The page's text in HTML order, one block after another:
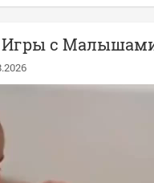
Игры с